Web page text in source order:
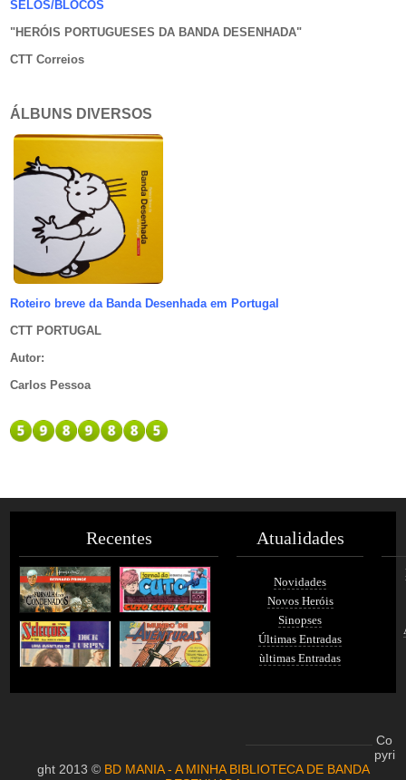
SELOS/BLOCOS
"HERÓIS PORTUGUESES DA BANDA DESENHADA"
CTT Correios
ÁLBUNS DIVERSOS
Roteiro breve da Banda Desenhada em Portugal
CTT PORTUGAL
Autor:
Carlos Pessoa
Recentes Atualidades
Novidades
Novos Heróis
Sinopses
Últimas Entradas
ùltimas Entradas
Co
pyri
ght 2013 © BD MANIA - A MINHA BIBLIOTECA DE BANDA